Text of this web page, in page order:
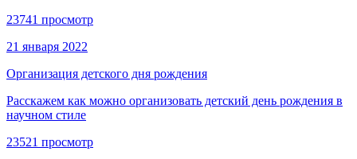
23741 просмотр
21 января 2022
Организация детского дня рождения
Расскажем как можно организовать детский день рождения в
научном стиле
23521 просмотр